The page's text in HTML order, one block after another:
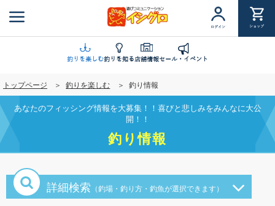
ン
に
移
動
ログイン ショップ
釣りを楽しむ釣りを知る店舗情報セール・イベント
トップページ 釣りを楽しむ 釣り情報
あなたのフィッシング情報を大募集！！喜びと悲しみをみんなに大公
開！！
釣り情報
詳細検索 （釣場・釣り方・釣魚が選択できます）